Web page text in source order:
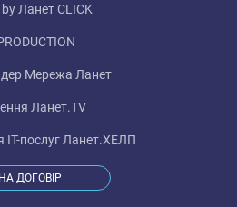
Ланет CLICK
Мережа Ланет
Ланет.TV
IT-послуг Ланет.ХЕЛП
ДОГОВІР